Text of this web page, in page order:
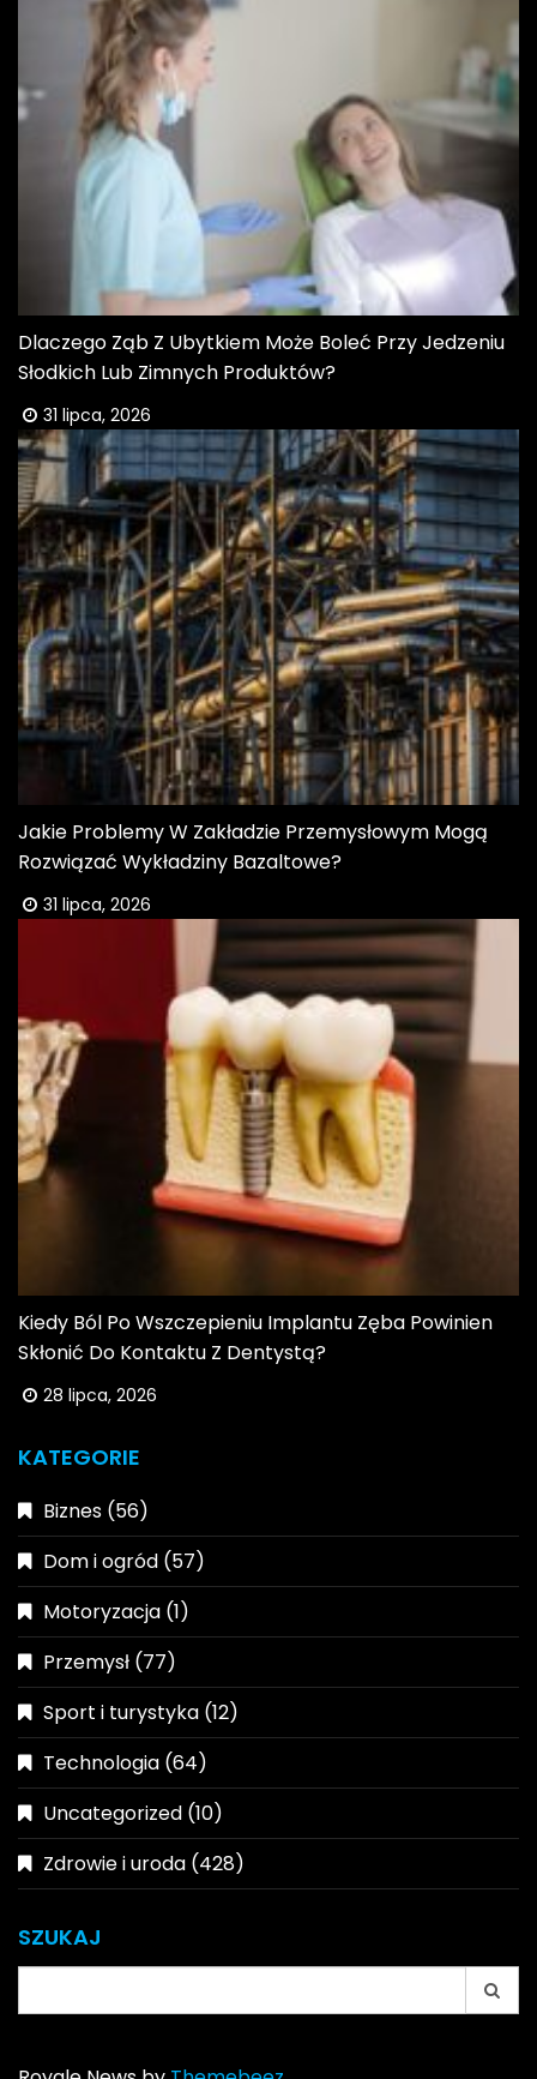
Dlaczego Ząb Z Ubytkiem Może Boleć Przy Jedzeniu
Słodkich Lub Zimnych Produktów?
31 lipca, 2026
Jakie Problemy W Zakładzie Przemysłowym Mogą
Rozwiązać Wykładziny Bazaltowe?
31 lipca, 2026
Kiedy Ból Po Wszczepieniu Implantu Zęba Powinien
Skłonić Do Kontaktu Z Dentystą?
28 lipca, 2026
KATEGORIE
Biznes (56)
Dom i ogród (57)
Motoryzacja (1)
Przemysł (77)
Sport i turystyka (12)
Technologia (64)
Uncategorized (10)
Zdrowie i uroda (428)
SZUKAJ
for: